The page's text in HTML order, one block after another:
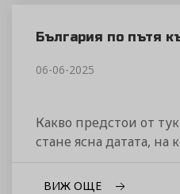
България по пътя
06-06-2025
Какво предстои от
стане ясна датата, на
ВИЖ ОЩЕ